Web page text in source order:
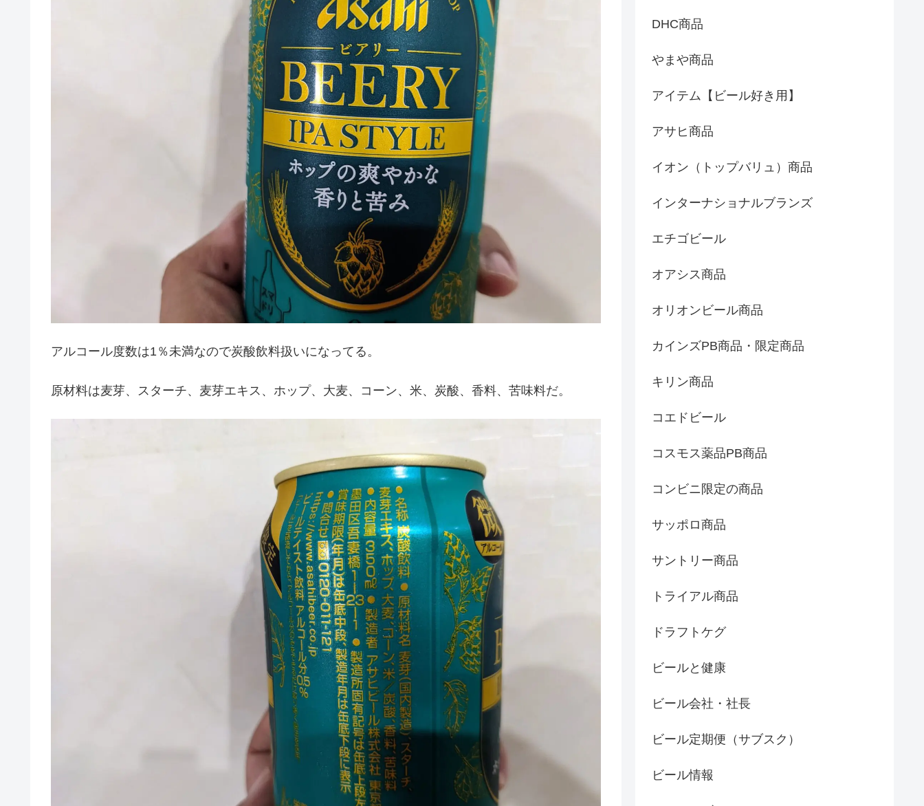
アルコール度数は1％未満なので炭酸飲料扱いになってる。
原材料は麦芽、スターチ、麦芽エキス、ホップ、大麦、コーン、米、炭酸、香料、苦味料だ。
DHC商品
やまや商品
アイテム【ビール好き用】
アサヒ商品
イオン（トップバリュ）商品
インターナショナルブランズ
エチゴビール
オアシス商品
オリオンビール商品
カインズPB商品・限定商品
キリン商品
コエドビール
コスモス薬品PB商品
コンビニ限定の商品
サッポロ商品
サントリー商品
トライアル商品
ドラフトケグ
ビールと健康
ビール会社・社長
ビール定期便（サブスク）
ビール情報